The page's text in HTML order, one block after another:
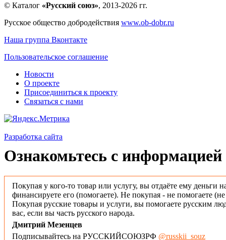
© Каталог «Русский союз», 2013-2026 гг.
Русское общество добродействия www.ob-dobr.ru
Наша группа Вконтакте
Пользовательское соглашение
Новости
О проекте
Присоединиться к проекту
Связаться с нами
Разработка сайта
Ознакомьтесь с информацией
Покупая у кого-то товар или услугу, вы отдаёте ему деньги
финансируете его (помогаете). Не покупая - не помогаете
Покупая русские товары и услуги, вы помогаете русским
вас, если вы часть русского народа.
Дмитрий Мезенцев
Подписывайтесь на РУССКИЙСОЮЗРФ @russkii_souz